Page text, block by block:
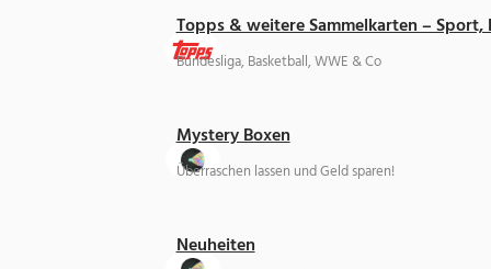
Topps & weitere Sammelkarten –
Bundesliga, Basketball, WWE & Co
Mystery Boxen
Überraschen lassen und Geld sparen!
Neuheiten